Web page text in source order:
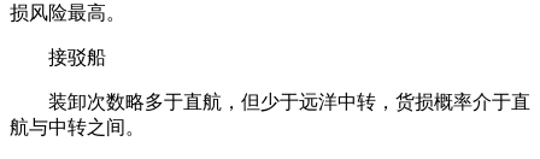
损风险最高。
接驳船
装卸次数略多于直航，但少于远洋中转，货损概率介于直
航与中转之间。